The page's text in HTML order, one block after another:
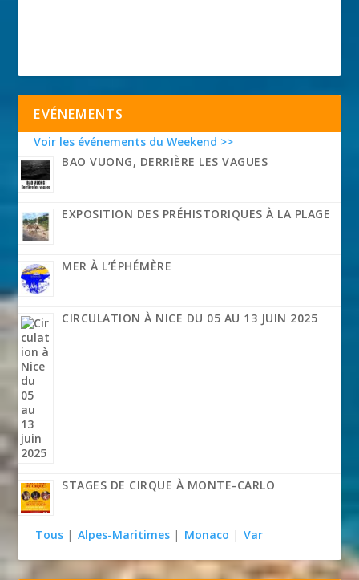
EVÉNEMENTS
Voir les événements du Weekend >>
BAO VUONG, DERRIÈRE LES VAGUES
EXPOSITION DES PRÉHISTORIQUES À LA PLAGE
MER À L’ÉPHÉMÈRE
CIRCULATION À NICE DU 05 AU 13 JUIN 2025
STAGES DE CIRQUE À MONTE-CARLO
Tous | Alpes-Maritimes | Monaco | Var